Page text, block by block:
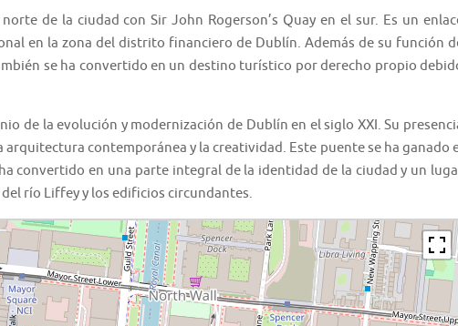
de la ciudad con Sir John Rogerson’s Quay en el sur. Es un
en la zona del distrito financiero de Dublín. Además de su función
se ha convertido en un destino turístico por derecho propio
de la evolución y modernización de Dublín en el siglo XXI. Su
contemporánea y la creatividad. Este puente se ha ganado
convertido en una parte integral de la identidad de la ciudad y un
río Liffey y los edificios circundantes.